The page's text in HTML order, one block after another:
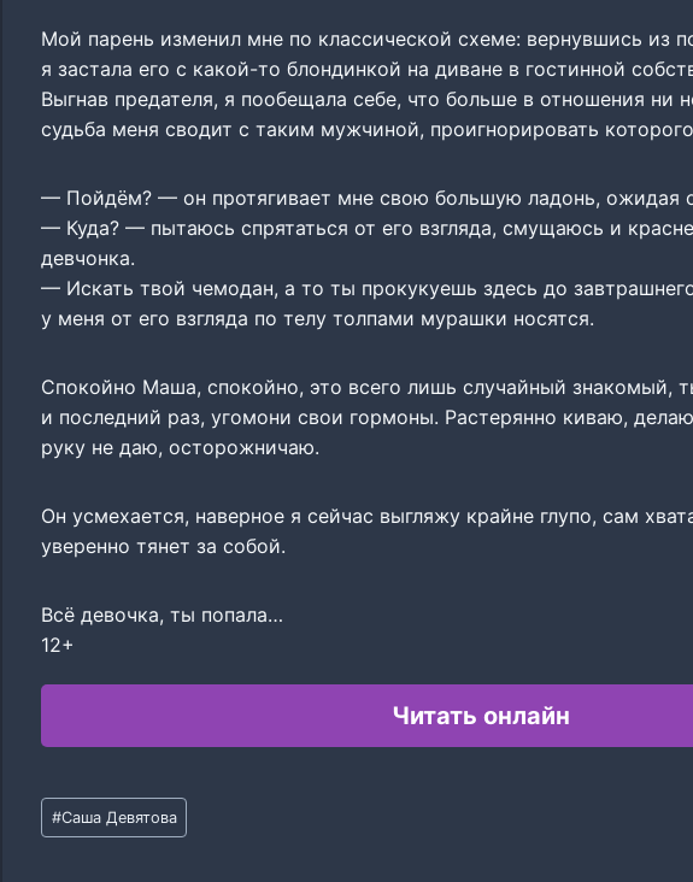
Мой парень изменил мне по классической схеме: вернувшись из
я застала его с какой-то блондинкой на диване в гостинной
Выгнав предателя, я пообещала себе, что больше в отношения ни
судьба меня сводит с таким мужчиной, проигнорировать
— Пойдём? — он протягивает мне свою большую ладонь, ожидая
— Куда? — пытаюсь спрятаться от его взгляда, смущаюсь и
девчонка.
— Искать твой чемодан, а то ты прокукуешь здесь до
у меня от его взгляда по телу толпами мурашки носятся.
Спокойно Маша, спокойно, это всего лишь случайный знакомый,
и последний раз, угомони свои гормоны. Растерянно киваю,
руку не даю, осторожничаю.
Он усмехается, наверное я сейчас выгляжу крайне глупо, сам
уверенно тянет за собой.
Всё девочка, ты попала…
12+
Читать онлайн
Метки
записи:
#Саша Девятова